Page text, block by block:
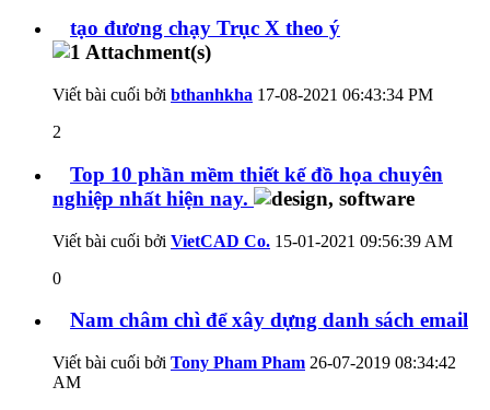
tạo đương chạy Trục X theo ý
Viết bài cuối bởi bthanhkha 17-08-2021 06:43:34 PM
2
Top 10 phần mềm thiết kế đồ họa chuyên
nghiệp nhất hiện nay.
Viết bài cuối bởi VietCAD Co. 15-01-2021 09:56:39 AM
0
Nam châm chì để xây dựng danh sách email
Viết bài cuối bởi Tony Pham Pham 26-07-2019 08:34:42
AM